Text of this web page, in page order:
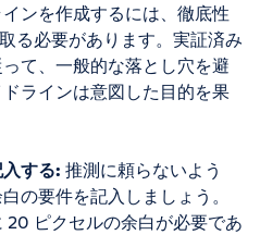
ンを作成するには、徹底性
る必要があります。実証済み
て、一般的な落とし穴を避
ラインは意図した目的を果
する: 推測に頼らないよう
の要件を記入しましょう。
20 ピクセルの余白が必要であ